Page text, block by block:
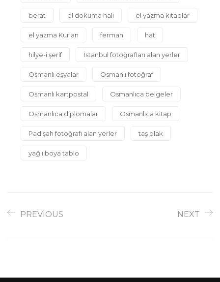
berat el dokuma halı el yazma kitaplar
el yazma Kur'an ferman hat
hilye-i şerif İstanbul fotoğrafları alan yerler
Osmanlı eşyalar Osmanlı fotoğraf
Osmanlı kartpostal Osmanlıca belgeler
Osmanlıca diplomalar Osmanlıca kitap
Padişah fotoğrafı alan yerler taş plak
yağlı boya tablo
PREVIOUS NEXT